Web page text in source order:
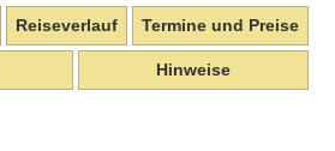
Reiseverlauf Termine und Preise
Hinweise